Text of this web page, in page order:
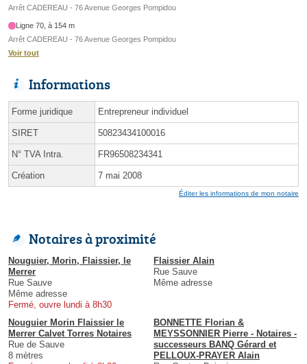
Arrêt CADEREAU - 76 Avenue Georges Pompidou
Ligne 70, à 154 m
Arrêt CADEREAU - 76 Avenue Georges Pompidou
Voir tout
Informations
Forme juridique Entrepreneur individuel
SIRET 50823434100016
N° TVA Intra. FR96508234341
Création 7 mai 2008
Éditer les informations de mon notaire
Notaires à proximité
Nouguier, Morin, Flaissier, le
Merrer
Rue Sauve
Même adresse
Fermé, ouvre lundi à 8h30
Flaissier Alain
Rue Sauve
Même adresse
Nouguier Morin Flaissier le
Merrer Calvet Torres Notaires
Rue de Sauve
8 mètres
BONNETTE Florian &
MEYSSONNIER Pierre - Notaires -
successeurs BANQ Gérard et
PELLOUX-PRAYER Alain